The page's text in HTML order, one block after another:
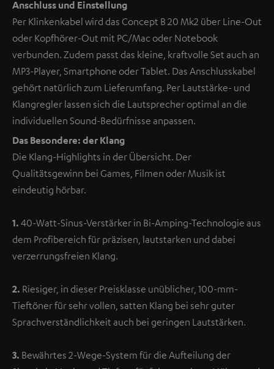
Anschluss und Einstellung
Per Klinkenkabel wird das Concept B 20 Mk2 über Line-Out
oder Kopfhörer-Out mit PC/Mac oder Notebook
verbunden. Zudem passt das kleine, kraftvolle Set auch an
MP3-Player, Smartphone oder Tablet. Das Anschlusskabel
gehört natürlich zum Lieferumfang. Per Lautstärke- und
Klangregler lassen sich die Lautsprecher optimal an die
individuellen Sound-Bedürfnisse anpassen.
Das Besondere: der Klang
Die Klang-Highlights in der Übersicht. Der
Qualitätsgewinn bei Games, Filmen oder Musik ist
eindeutig hörbar.
1. 40-Watt-Sinus-Verstärker in Bi-Amping-Technologie aus
dem Profibereich für präzisen, lautstarken und dabei
verzerrungsfreien Klang.
2. Riesiger, in dieser Preisklasse unüblicher, 100-mm-
Tieftöner für sehr vollen, satten Klang bei sehr guter
Sprachverständlichkeit auch bei geringen Lautstärken.
3. Bewährtes 2-Wege-System für die Aufteilung der